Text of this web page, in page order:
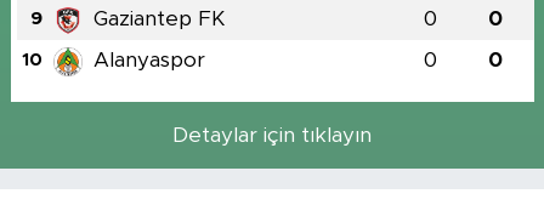
9 Gaziantep FK 0 0
10 Alanyaspor 0 0
Detaylar için tıklayın